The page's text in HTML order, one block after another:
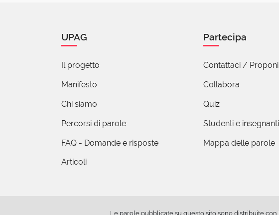
devi dei soldi, e io te li
godo di quei soldi
Giorgio Moretti
Be', esprimi una posizione
per quanto siano da te
UPAG
Il progetto
Manifesto
Chi siamo
Percorsi di parole
FAQ - Domande e risposte
Articoli
Partecipa
Contattaci / Proponi
Collabora
Quiz
Studenti e insegnanti
Mappa delle parole
Le parole pubblicate su questo sito sono distribuite con